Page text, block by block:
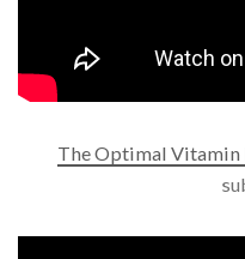
The Optimal Vitamin